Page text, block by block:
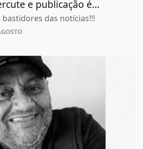
e publicação é...
das notícias!!!